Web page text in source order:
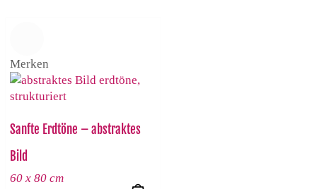
Merken
Sanfte Erdtöne – abstraktes
Bild
60 x 80 cm